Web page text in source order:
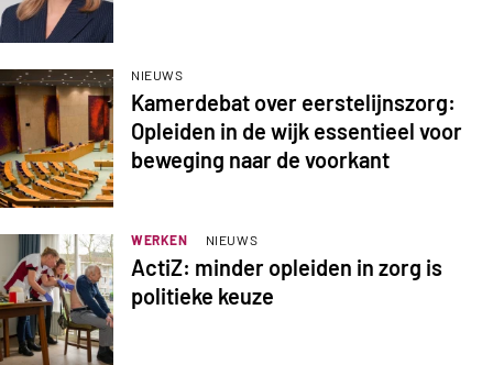
NIEUWS
Kamerdebat over eerstelijnszorg:
Opleiden in de wijk essentieel voor
beweging naar de voorkant
WERKEN NIEUWS
ActiZ: minder opleiden in zorg is
politieke keuze